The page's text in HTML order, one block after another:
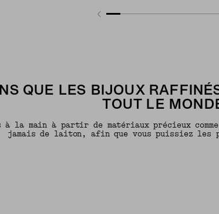
QUE LES BIJOUX
TOUT LE
la main à partir de matériaux précieux
jamais de laiton, afin que vous puissiez les